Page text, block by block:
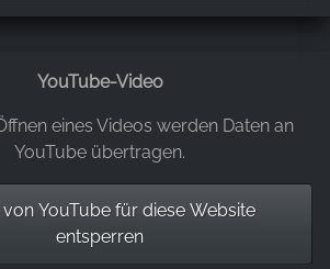
YouTube-Video
eines Videos werden Daten an
YouTube übertragen.
von YouTube für diese Website
entsperren